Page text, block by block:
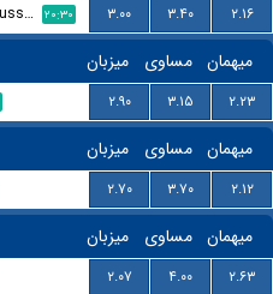
TSV Fortuna Dusseldorf ۲۰:۳۰ ۳.۰۰ ۳.۴۰
۲.۱۶
میزبان مساوی میهمان
۲.۹۰ ۳.۱۵
۲.۲۳
میزبان مساوی میهمان
۲.۷۰ ۳.۷۰
۲.۱۲
میزبان مساوی میهمان
۲.۰۷ ۴.۰۰
۲.۶۳